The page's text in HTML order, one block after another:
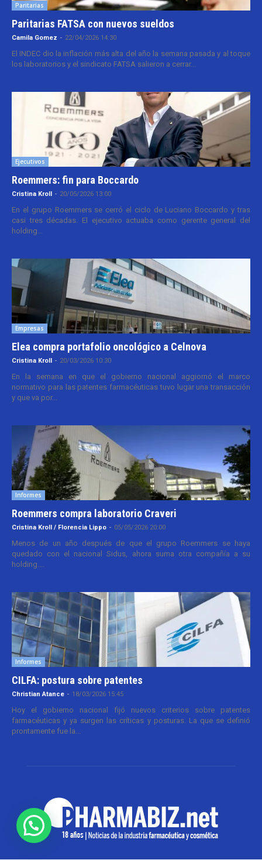
Paritarias
Paritarias FATSA con nuevos sueldos
Camila Gomez - 22/04/2026 14:30
El INDEC dio la inflación más alta del año la semana pasada y al toque
los laboratorios y el sindicato FATSA salieron a cerrar...
Ejecutivos
Roemmers: fin para Boccardo
Cristina Kroll - 20/05/2026 13:00
En el grupo Roemmers se cerró el ciclo de Luciano Boccardo y tras
casi tres décadas. El ejecutivo actuaba como gerente general del
holding...
Empresas
Elea compra portafolio oncológico a Celnova
Cristina Kroll - 20/03/2026 10:30
En la semana en que el gobierno nacional aggiornó el marco
normativo para las patentes farmacéuticas tuvo lugar una transacción
y que va por...
Informes
Roemmers compra laboratorio Craveri
Cristina Kroll / Florencia Lippo - 05/05/2026 20:00
Menos de un año después de que el grupo Roemmers se haya
quedado con el nacional Sidus, ahora suma otra compañía a su
holding....
Informes
CILFA: postura sobre patentes
Christian Atance - 18/03/2026 15:45
Hoy el gobierno nacional fijó nuevos criterios sobre patentes
farmacéuticas y ya surgen las críticas y posturas. La que se definió
prontamente fue la...